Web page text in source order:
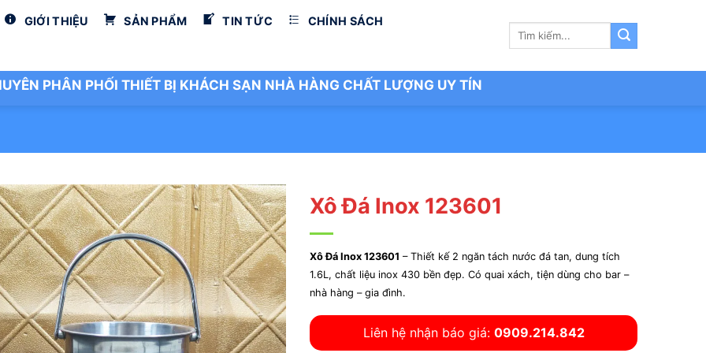
GIỚI THIỆU SẢN PHẨM TIN TỨC CHÍNH SÁCH
Tìm
PHÂN PHỐI THIẾT BỊ KHÁCH SẠN NHÀ HÀNG CHẤT LƯỢNG UY TÍN
Xô Đá Inox 123601
Xô Đá Inox 123601 – Thiết kế 2 ngăn tách nước đá tan, dung tích
1.6L, chất liệu inox 430 bền đẹp. Có quai xách, tiện dùng cho bar –
nhà hàng – gia đình.
Liên hệ nhận báo giá: 0909.214.842